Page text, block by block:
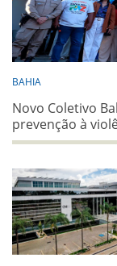
BAHIA
Novo Coletivo
prevenção à